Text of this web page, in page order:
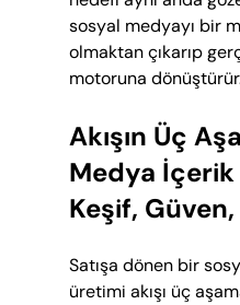
sosyal medyayı bir
olmaktan çıkarıp
motoruna
Akışın Üç
Medya
Keşif,
Satışa dönen bir
üretimi akışı üç